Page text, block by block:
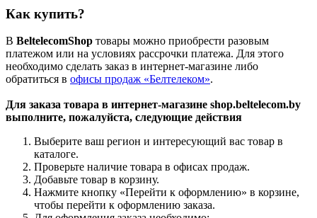
Как купить?
В BeltelecomShop товары можно приобрести разовым
платежом или на условиях рассрочки платежа. Для этого
необходимо сделать заказ в интернет-магазине либо
обратиться в офисы продаж «Белтелеком».
Для заказа товара в интернет-магазине shop.beltelecom.by
выполните, пожалуйста, следующие действия
Выберите ваш регион и интересующий вас товар в
каталоге.
Проверьте наличие товара в офисах продаж.
Добавьте товар в корзину.
Нажмите кнопку «Перейти к оформлению» в корзине,
чтобы перейти к оформлению заказа.